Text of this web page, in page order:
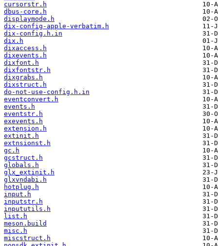
cursorstr.h
dbus-core.h
displaymode.h
dix-config-apple-verbatim.h
dix-config.h.in
dix.h
dixaccess.h
dixevents.h
dixfont.h
dixfontstr.h
dixgrabs.h
dixstruct.h
do-not-use-config.h.in
eventconvert.h
events.h
eventstr.h
exevents.h
extension.h
extinit.h
extnsionst.h
gc.h
gcstruct.h
globals.h
glx_extinit.h
glxvndabi.h
hotplug.h
input.h
inputstr.h
inpututils.h
list.h
meson.build
misc.h
miscstruct.h